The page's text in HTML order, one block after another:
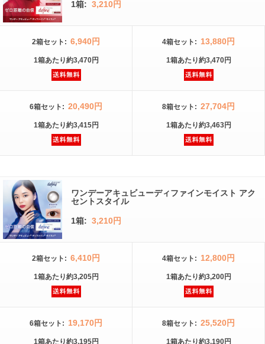
1箱: 3,210円
2箱セット : 6,940円
1箱あたり約3,470円
4箱セット : 13,880円
1箱あたり約3,470円
6箱セット : 20,490円
1箱あたり約3,415円
8箱セット : 27,704円
1箱あたり約3,463円
ワンデーアキュビューディファインモイスト アク
セントスタイル
1箱: 3,210円
2箱セット : 6,410円
1箱あたり約3,205円
4箱セット : 12,800円
1箱あたり約3,200円
6箱セット : 19,170円
1箱あたり約3,195円
8箱セット : 25,520円
1箱あたり約3,190円